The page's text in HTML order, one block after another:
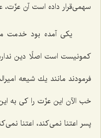
سهمی‌قرار داده است آن
یكی آمده بود خدمت
كمونیست است اصلًا دین
فرمودند مانند یك شیعه
خب الآن این عزّت را كی به
پسر اعتنا نمی‌كند، اعتنا